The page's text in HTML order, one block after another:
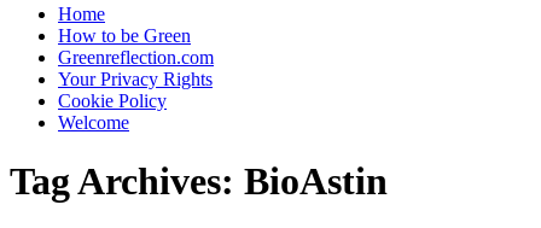
Skip
content
Home
How to be Green
Greenreflection.com
Your Privacy Rights
Cookie Policy
Welcome
Tag Archives: BioAstin